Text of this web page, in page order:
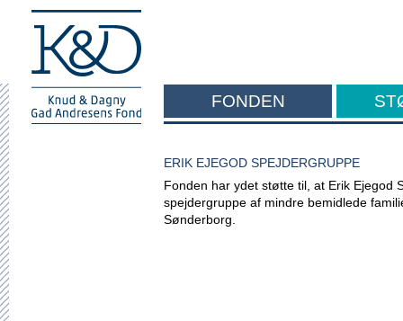
FONDEN
ERIK EJEGOD SPEJDERGRUPPE
Fonden har ydet støtte til, at Erik Ejegod
spejdergruppe af mindre bemidlede
Sønderborg.